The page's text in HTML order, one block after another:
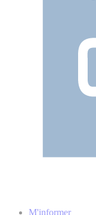
M'informer